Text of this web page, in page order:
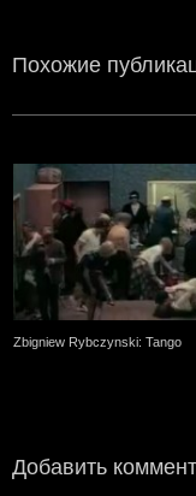
Похожие
Zbigniew Rybczynski: Tango
Добавить